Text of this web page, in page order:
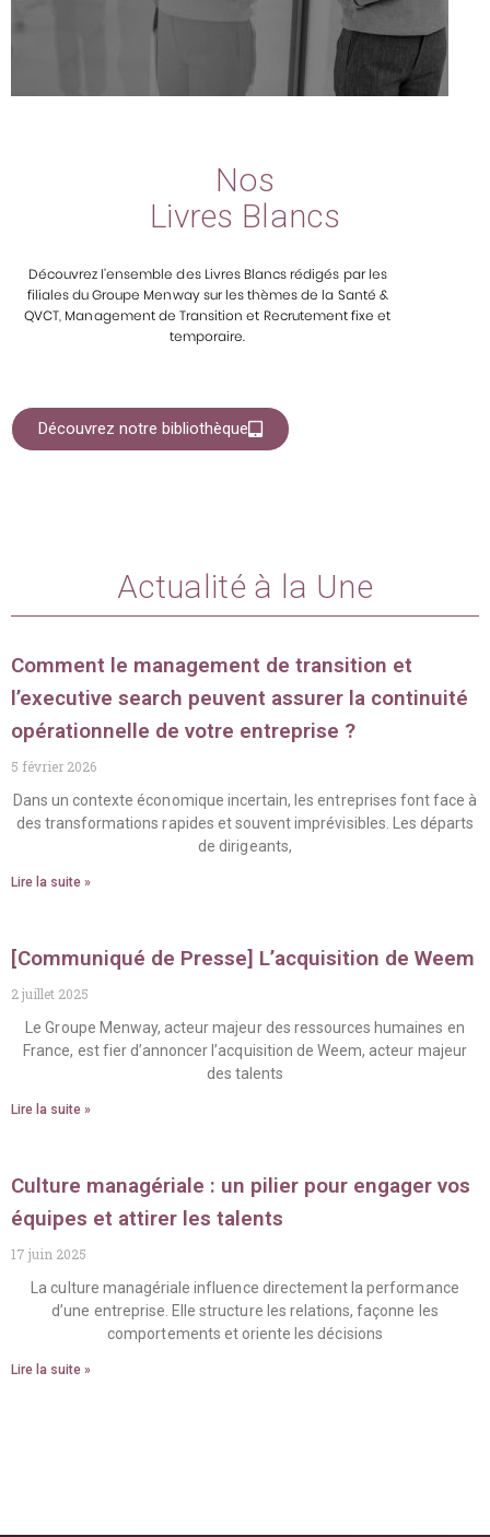
Nos
Livres Blancs
Découvrez l’ensemble des Livres Blancs rédigés par les
filiales du Groupe Menway sur les thèmes de la Santé &
QVCT, Management de Transition et Recrutement fixe et
temporaire.
Découvrez notre bibliothèque
Actualité à la Une
Comment le management de transition et
l’executive search peuvent assurer la continuité
opérationnelle de votre entreprise ?
5 février 2026
Dans un contexte économique incertain, les entreprises font face à
des transformations rapides et souvent imprévisibles. Les départs
de dirigeants,
Lire la suite »
[Communiqué de Presse] L’acquisition de Weem
2 juillet 2025
Le Groupe Menway, acteur majeur des ressources humaines en
France, est fier d’annoncer l’acquisition de Weem, acteur majeur
des talents
Lire la suite »
Culture managériale : un pilier pour engager vos
équipes et attirer les talents
17 juin 2025
La culture managériale influence directement la performance
d’une entreprise. Elle structure les relations, façonne les
comportements et oriente les décisions
Lire la suite »